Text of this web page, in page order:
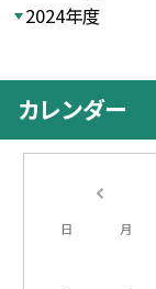
2024年度
カレンダー
日 月